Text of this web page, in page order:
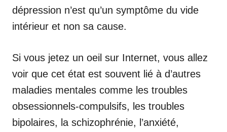
dépression n’est qu’un symptôme du vide
intérieur et non sa cause.
Si vous jetez un oeil sur Internet, vous allez
voir que cet état est souvent lié à d’autres
maladies mentales comme les troubles
obsessionnels-compulsifs, les troubles
bipolaires, la schizophrénie, l’anxiété,